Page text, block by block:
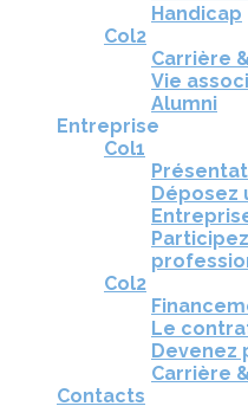
Handicap
Col2
Carrière
Vie
Alumni
Entreprise
Col1
Déposez
Col2
Le
Devenez
Carrière
Contacts